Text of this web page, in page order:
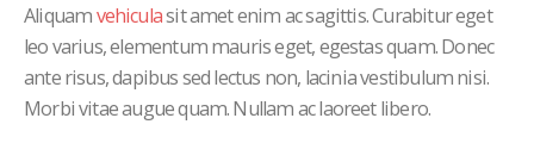
Aliquamvehiculasit amet enim ac sagittis. Curabitur eget
leo varius, elementum mauris eget, egestas quam. Donec
ante risus, dapibus sed lectus non, lacinia vestibulum nisi.
Morbi vitae augue quam. Nullam ac laoreet libero.